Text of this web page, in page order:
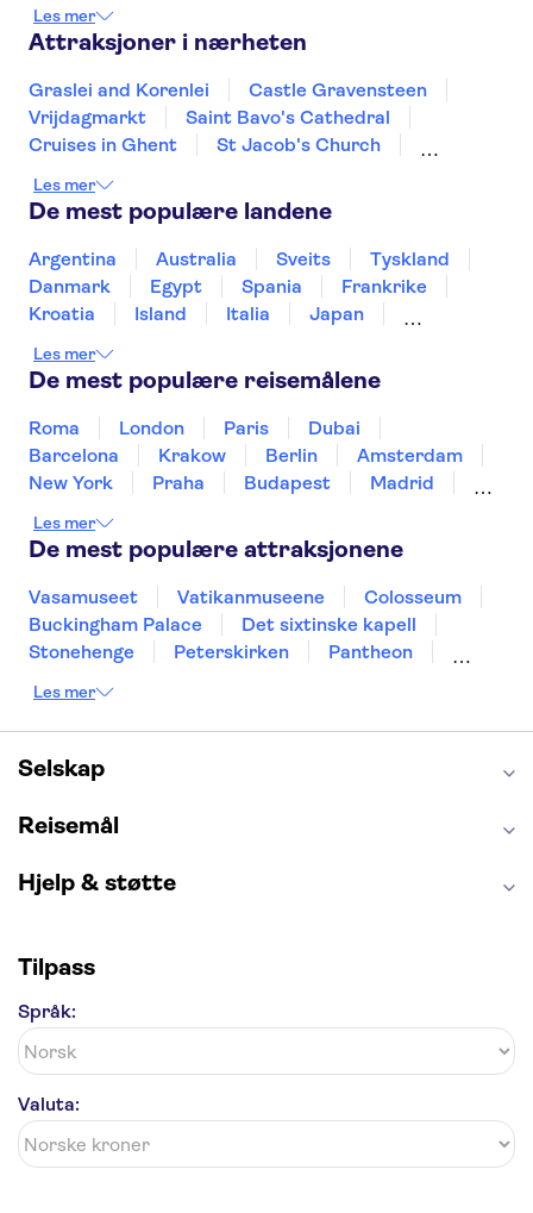
Leuven
Turnhout Namur
Les mer
Attraksjoner i nærheten
Graslei and Korenlei
Castle Gravensteen
Vrijdagmarkt
Saint Bavo's Cathedral
Cruises in Ghent
St Jacob's Church
Groeninge Museum
Grote Markt Antwerp
Cathedral of Our Lady Antwerp
Het Steen Castle
Rubens House
Historium Bruges
Museum aan de Stroom
Les mer
De mest populære landene
Argentina Australia Sveits
Tyskland
Danmark
Egypt Spania
Frankrike
Kroatia
Island Italia
Japan
Portugal
Sverige Thailand
Les mer
De mest populære reisemålene
Roma London Paris
Dubai
Barcelona
Krakow Berlin
Amsterdam
New York
Praha Budapest
Madrid
Gdansk
Alicante Riga
Les mer
De mest populære attraksjonene
Vasamuseet Vatikanmuseene
Colosseum
Buckingham Palace
Det sixtinske kapell
Stonehenge
Peterskirken
Pantheon
Burj Khalifa
Alcatraz
Alhambra
Harry Potter Studios
Anne Franks hus
Blue Lagoon
Les mer
Selskap
Reisemål
Hjelp & støtte
Tilpass
Språk:
Valuta: